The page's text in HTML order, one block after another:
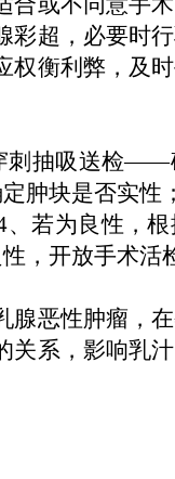
彩超，必要时
权衡利弊，及
刺抽吸送检——
肿块是否实性
若为良性，
，开放手术活
腺恶性肿瘤，
关系，影响乳